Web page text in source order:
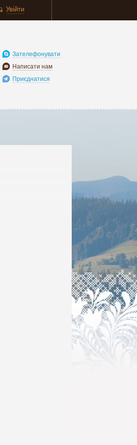
Увійти
Зателефонувати
Написати нам
Приєднатися